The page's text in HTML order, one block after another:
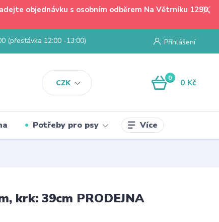
objednávku s osobním odběrem Na Větrníku 1290,
CZK
Přihlášení
(přestávka 12:00 -13:00)
0 0 Kč
Potřeby pro psy Více
krk: 39cm PRODEJNA